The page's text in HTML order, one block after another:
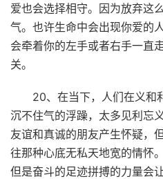
爱也会选择相守。因为放弃这
气。也许生命中会出现你爱的
会牵着你的左手或者右手一直
关。
20、在当下，人们在义和
沉不住气的浮躁，太多见利忘
友谊和真诚的朋友产生怀疑，
往那种心底无私天地宽的情怀
但是奋斗的足迹拼搏的力量会